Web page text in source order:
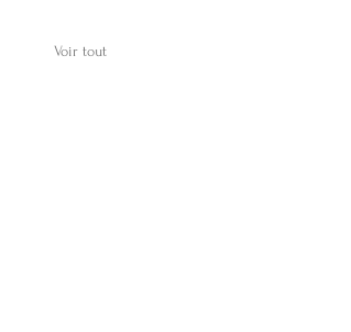
Voir tout